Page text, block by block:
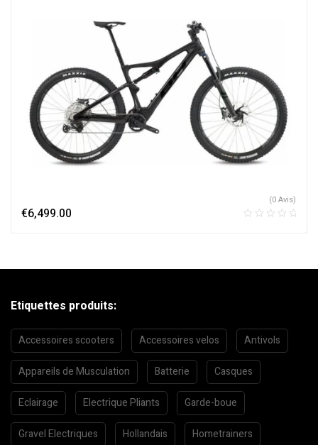
€6,499.00
(0 Avis)
Etiquettes produits:
Accessoires scooters Accessoires velos Antivols
Appareils de Musculation Batterie Casques
Eclairage Electrique Pliants Garde-boue
Gravel Electriques Hollandais Hometrainers